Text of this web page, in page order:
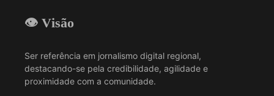
👁️ Visão
Ser referência em jornalismo digital regional,
destacando-se pela credibilidade, agilidade e
proximidade com a comunidade.